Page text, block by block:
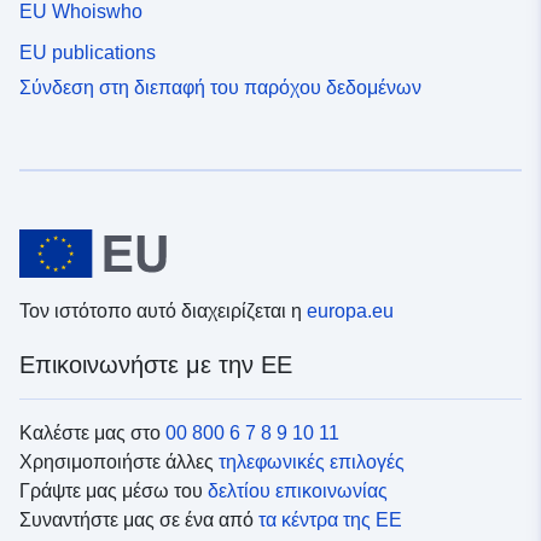
EU Whoiswho
EU publications
Σύνδεση στη διεπαφή του παρόχου δεδομένων
Τον ιστότοπο αυτό διαχειρίζεται η europa.eu
Επικοινωνήστε με την ΕΕ
Καλέστε μας στο 00 800 6 7 8 9 10 11
Χρησιμοποιήστε άλλες τηλεφωνικές επιλογές
Γράψτε μας μέσω του δελτίου επικοινωνίας
Συναντήστε μας σε ένα από τα κέντρα της ΕΕ